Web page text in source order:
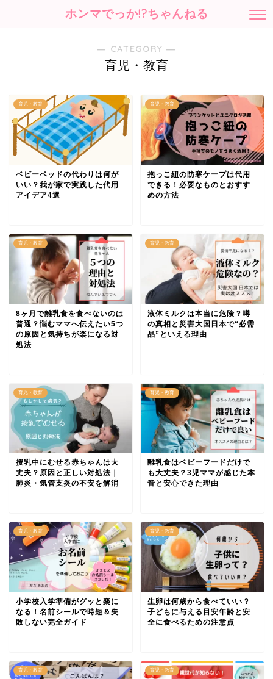
ホンマでっか!?ちゃんねる
― CATEGORY ―
育児・教育
育児・教育
ベビーベッドの代わりは何が
いい？我が家で実践した代用
アイデア4選
育児・教育
抱っこ紐の防寒ケープは代用
できる！必要なものとおすす
めの方法
育児・教育
8ヶ月で離乳食を食べないのは
普通？悩むママへ伝えたい5つ
の原因と気持ちが楽になる対
処法
育児・教育
液体ミルクは本当に危険？噂
の真相と災害大国日本で“必需
品”といえる理由
育児・教育
授乳中にむせる赤ちゃんは大
丈夫？原因と正しい対処法｜
肺炎・気管支炎の不安を解消
育児・教育
離乳食はベビーフードだけで
も大丈夫？3児ママが感じた本
音と安心できた理由
育児・教育
小学校入学準備がグッと楽に
なる！名前シールで時短＆失
敗しない完全ガイド
育児・教育
生卵は何歳から食べていい？
子どもに与える目安年齢と安
全に食べるための注意点
育児・教育 育児・教育